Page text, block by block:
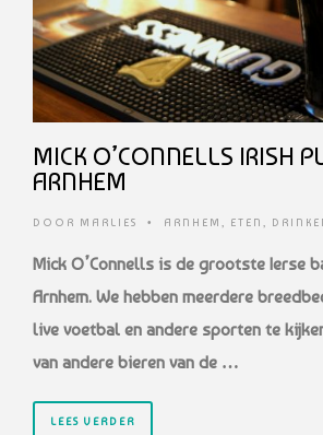
MICK O’CONNELLS IRISH
ARNHEM
DOOR MARLIES • ARNHEM , ETEN,
Mick O’Connells is de grootste Ierse
Arnhem. We hebben meerdere
live voetbal en andere sporten te
van andere bieren van de …
LEES VERDER